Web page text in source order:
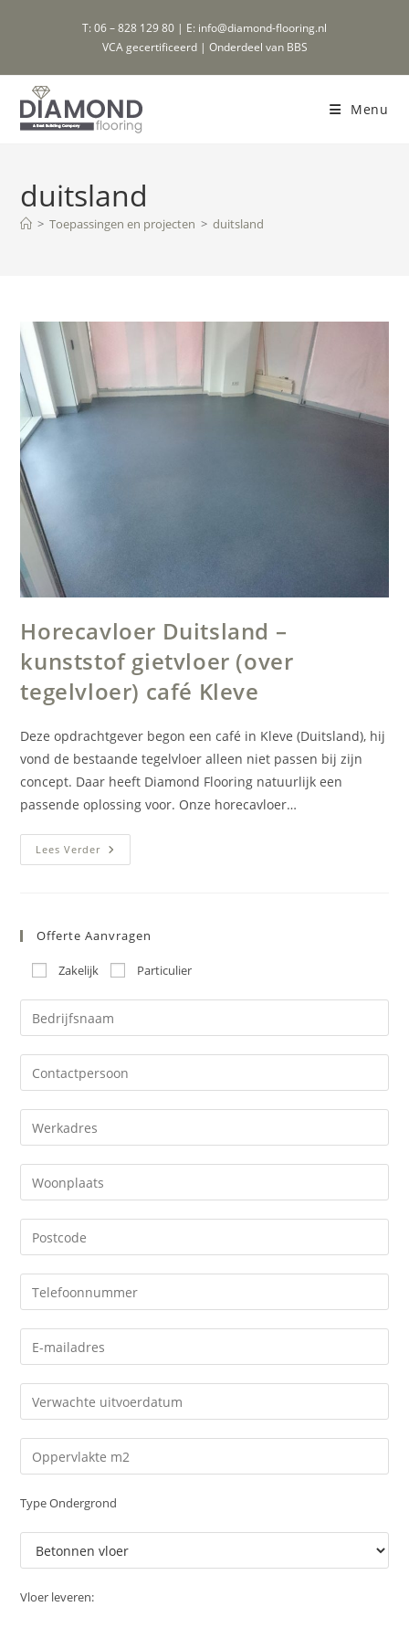
T: 06 – 828 129 80 | E: info@diamond-flooring.nl
VCA gecertificeerd | Onderdeel van BBS
Menu
duitsland
> Toepassingen en projecten > duitsland
Horecavloer Duitsland –
kunststof gietvloer (over
tegelvloer) café Kleve
Deze opdrachtgever begon een café in Kleve (Duitsland), hij
vond de bestaande tegelvloer alleen niet passen bij zijn
concept. Daar heeft Diamond Flooring natuurlijk een
passende oplossing voor. Onze horecavloer…
Lees VerderHorecavloer
Duitsland
Café
Offerte Aanvragen
Zakelijk Particulier
Type Ondergrond
Vloer leveren: